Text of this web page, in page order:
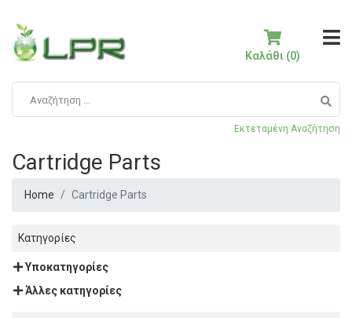
Εκτεταμένη Αναζήτηση
Καλάθι (0)
Cartridge Parts
Home Cartridge Parts
Κατηγορίες
Υποκατηγορίες
Άλλες κατηγορίες